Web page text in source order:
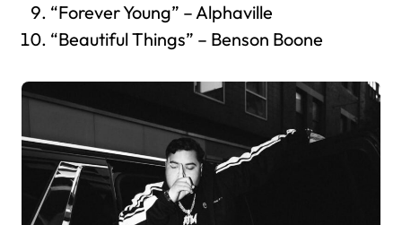
“Forever Young” – Alphaville
“Beautiful Things” – Benson Boone